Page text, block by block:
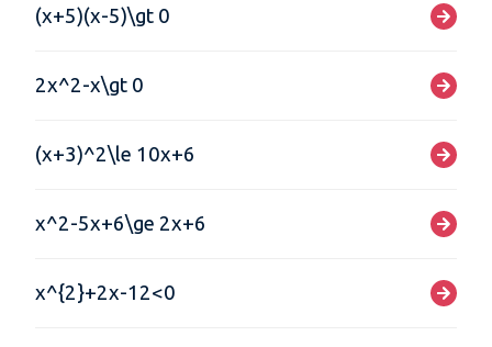
(x+5)(x-5)\gt 0
2x^2-x\gt 0
(x+3)^2\le 10x+6
x^2-5x+6\ge 2x+6
x^{2}+2x-12<0